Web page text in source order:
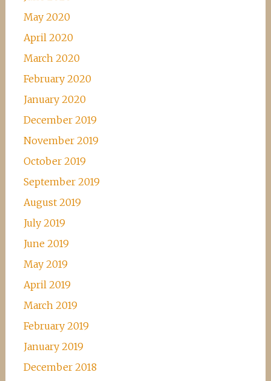
May 2020
April 2020
March 2020
February 2020
January 2020
December 2019
November 2019
October 2019
September 2019
August 2019
July 2019
June 2019
May 2019
April 2019
March 2019
February 2019
January 2019
December 2018